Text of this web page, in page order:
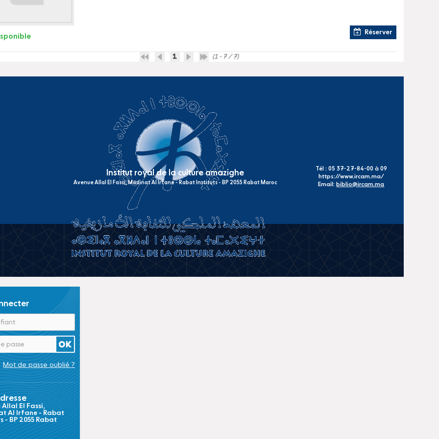
Réserver
1 (1 - 7 / 7)
Institut royal de la culture amazighe
Avenue Allal El Fassi, Madinat Al Irfane - Rabat Instituts - BP 2055 Rabat Maroc
Tél : 05 37-27-84-00 à 09
https://www.ircam.ma/
Email: biblio@ircam.ma
Mot de passe oublié ?
Allal El Fassi,
Al Irfane - Rabat
- BP 2055 Rabat